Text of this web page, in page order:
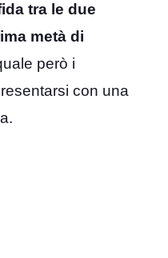
tra le due
metà di
però i
con una